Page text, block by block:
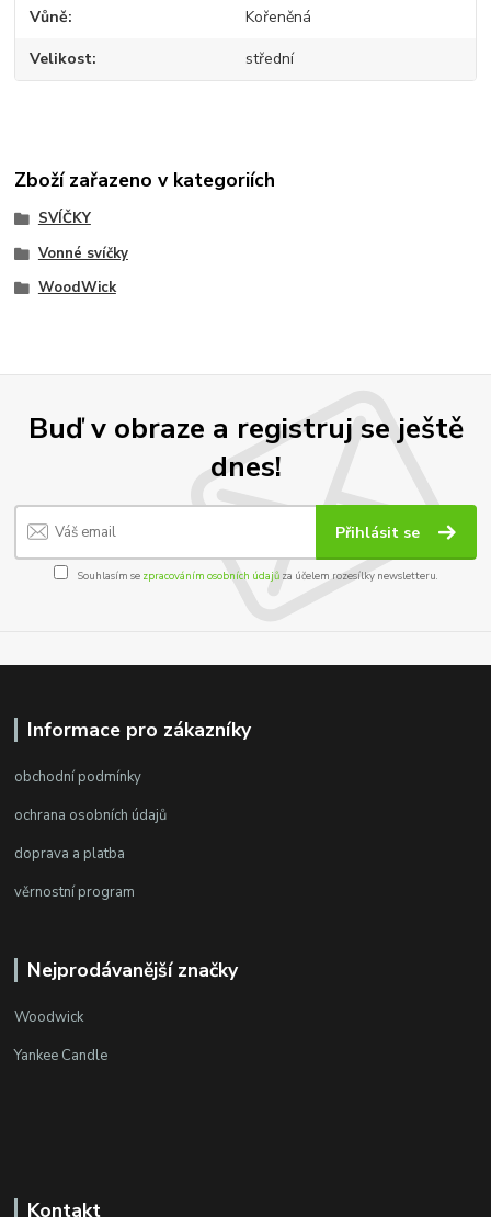
Vůně Kořeněná
Velikost střední
Zboží zařazeno v kategoriích
SVÍČKY
Vonné svíčky
WoodWick
Buď v obraze a registruj se ještě
dnes!
Přihlásit se
Souhlasím se zpracováním osobních údajůza účelem rozesílky newsletteru.
Informace pro zákazníky
obchodní podmínky
ochrana osobních údajů
doprava a platba
věrnostní program
Nejprodávanější značky
Woodwick
Yankee Candle
Kontakt